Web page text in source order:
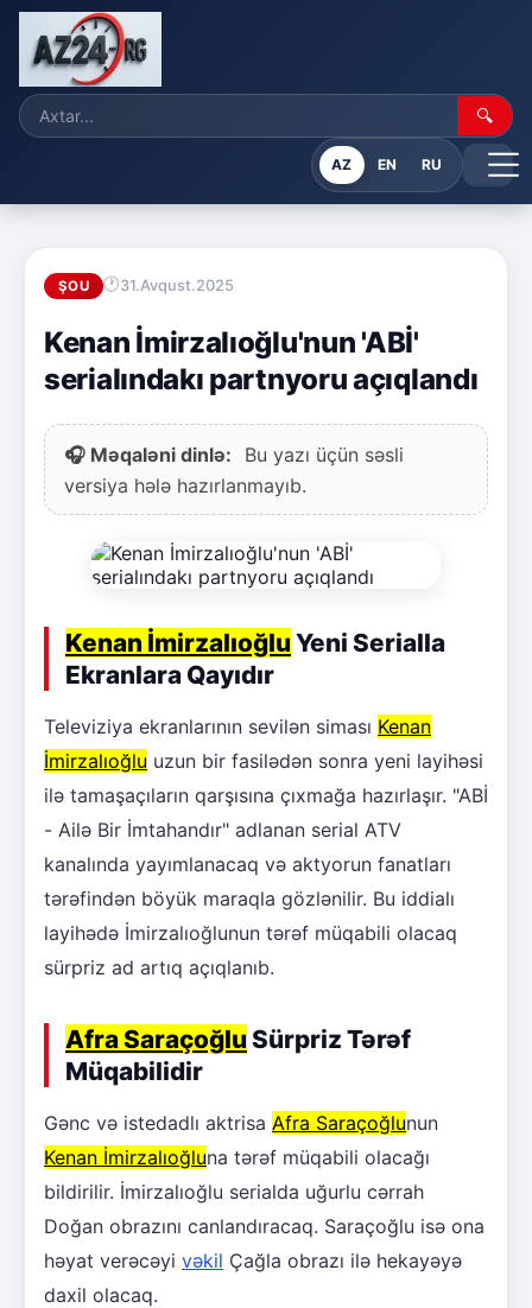
🔍
AZ EN RU
ŞOU 31.Avqust.2025
Kenan İmirzalıoğlu'nun 'ABİ'
serialındakı partnyoru açıqlandı
🎧 Məqaləni dinlə:
Bu yazı üçün səsli
versiya hələ hazırlanmayıb.
Kenan İmirzalıoğlu Yeni Serialla
Ekranlara Qayıdır
Televiziya ekranlarının sevilən siması Kenan
İmirzalıoğlu uzun bir fasilədən sonra yeni layihəsi
ilə tamaşaçıların qarşısına çıxmağa hazırlaşır. "ABİ
- Ailə Bir İmtahandır" adlanan serial ATV
kanalında yayımlanacaq və aktyorun fanatları
tərəfindən böyük maraqla gözlənilir. Bu iddialı
layihədə İmirzalıoğlunun tərəf müqabili olacaq
sürpriz ad artıq açıqlanıb.
Afra Saraçoğlu Sürpriz Tərəf
Müqabilidir
Gənc və istedadlı aktrisa Afra Saraçoğlunun
Kenan İmirzalıoğluna tərəf müqabili olacağı
bildirilir. İmirzalıoğlu serialda uğurlu cərrah
Doğan obrazını canlandıracaq. Saraçoğlu isə ona
həyat verəcəyi vəkil Çağla obrazı ilə hekayəyə
daxil olacaq.